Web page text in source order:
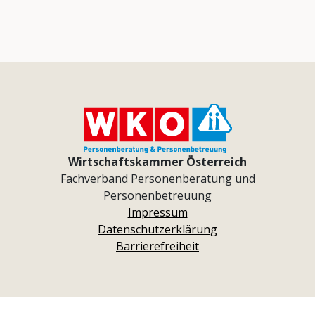
Wirtschaftskammer Österreich
Fachverband Personenberatung und
Personenbetreuung
Impressum
Datenschutzerklärung
Barrierefreiheit